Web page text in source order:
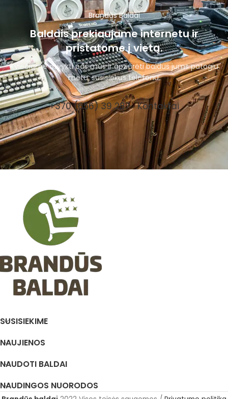
Brandūs Baldai
Baldais prekiaujame internetu ir
pristatome į vietą.
Kviečiame atvykti pas mus ir apžiūrėti baldus jums patogiu
metu, susisiekus telefonu.
+370 (656) 39 287 Kontaktai
SUSISIEKIME
NAUJIENOS
NAUDOTI BALDAI
NAUDINGOS NUORODOS